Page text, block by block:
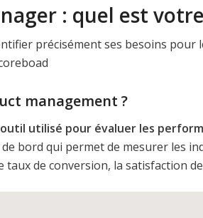
: quel est
précisément ses besoins pour
management ?
outil utilisé pour évaluer les
de bord qui permet de mesurer les
taux de conversion, la satisfaction